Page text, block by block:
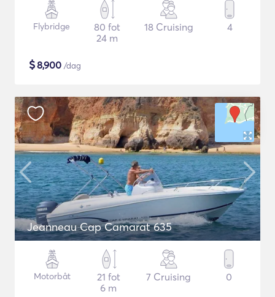
Flybridge
80 fot
24 m
18 Cruising 4
$8,900 /dag
Jeanneau Cap Camarat 635
Motorbåt
21 fot
6 m
7 Cruising 0